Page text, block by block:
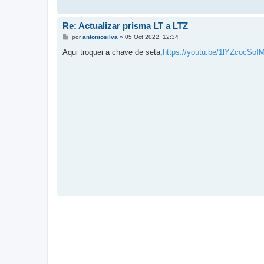
Re: Actualizar prisma LT a LTZ
M
n
s
porantoniosilva» 05 Oct 2022, 12:34
Aqui troquei a chave de seta, https://youtu.be/